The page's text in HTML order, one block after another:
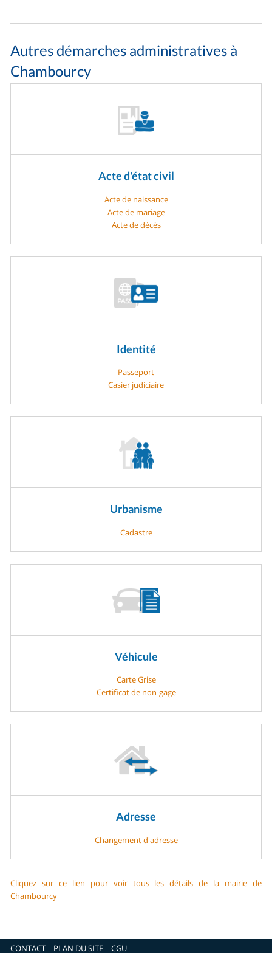
Autres démarches administratives à
Chambourcy
Acte d'état civil
Acte de naissance
Acte de mariage
Acte de décès
Identité
Passeport
Casier judiciaire
Urbanisme
Cadastre
Véhicule
Carte Grise
Certificat de non-gage
Adresse
Changement d'adresse
Cliquez sur ce lien pour voir tous les détails de la mairie de
Chambourcy
CONTACT PLAN DU SITE CGU